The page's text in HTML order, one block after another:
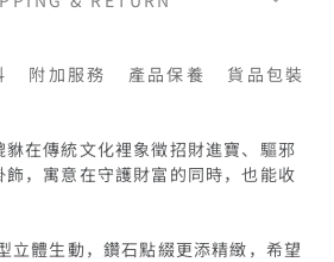
附加服務 產品保養 貨品包裝
在傳統文化裡象徵招財進寶、驅邪
，寓意在守護財富的同時，也能收
立體生動，鑽石點綴更添精緻，希望